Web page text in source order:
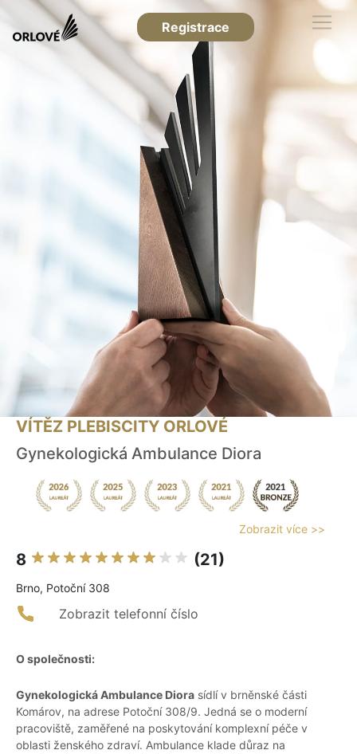
Registrace
VÍTĚZ PLEBISCITY ORLOVÉ
Gynekologická Ambulance Diora
Zobrazit více >>
8 (21)
Brno, Potoční 308
Zobrazit telefonní číslo
O společnosti:
Gynekologická Ambulance Diora sídlí v brněnské části
Komárov, na adrese Potoční 308/9. Jedná se o moderní
pracoviště, zaměřené na poskytování komplexní péče v
oblasti ženského zdraví. Ambulance klade důraz na